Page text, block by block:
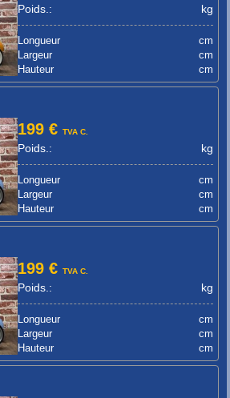
Poids.: kg
Longueur
cm
Largeur
cm
Hauteur
cm
199 €TVA C.
Poids.: kg
Longueur
cm
Largeur
cm
Hauteur
cm
199 €TVA C.
Poids.: kg
Longueur
cm
Largeur
cm
Hauteur
cm